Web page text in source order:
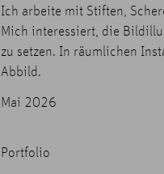
Ich arbeite mit Stiften,
Mich interessiert, die
zu setzen. In räumlichen
Abbild.
Mai 2026
Portfolio